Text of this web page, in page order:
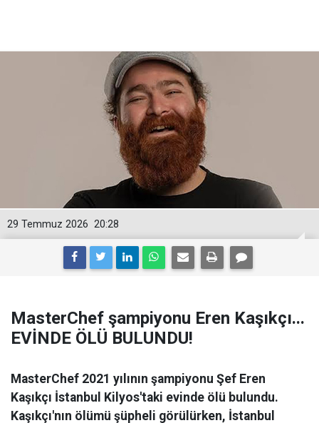
20:28
29 Temmuz 2026
MasterChef şampiyonu Eren Kaşıkçı...
EVİNDE ÖLÜ BULUNDU!
MasterChef 2021 yılının şampiyonu Şef Eren
Kaşıkçı İstanbul Kilyos'taki evinde ölü bulundu.
Kaşıkçı'nın ölümü şüpheli görülürken, İstanbul